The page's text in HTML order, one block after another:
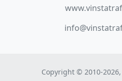
Copyright © 2010-